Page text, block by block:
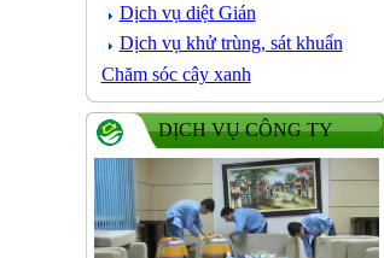
Dịch vụ diệt Gián
Dịch vụ khử trùng, sát khuẩn
Chăm sóc cây xanh
DỊCH VỤ CÔNG TY